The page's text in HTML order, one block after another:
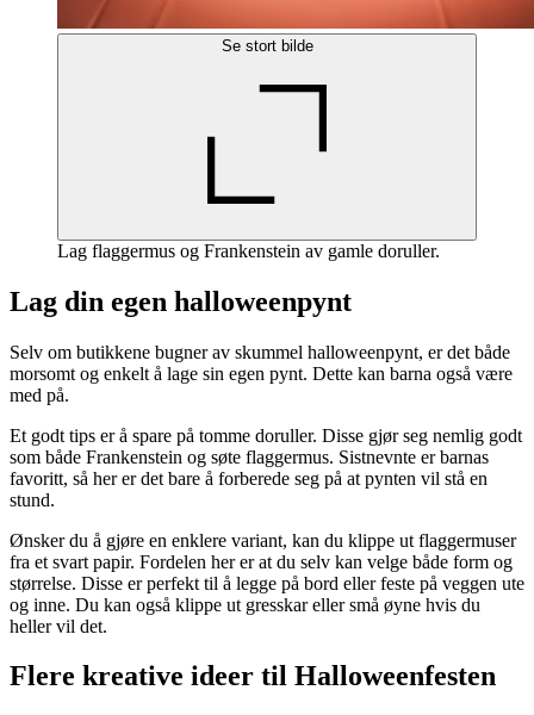
Se stort bilde
Lag flaggermus og Frankenstein av gamle doruller.
Lag din egen halloweenpynt
Selv om butikkene bugner av skummel halloweenpynt, er det både
morsomt og enkelt å lage sin egen pynt. Dette kan barna også være
med på.
Et godt tips er å spare på tomme doruller. Disse gjør seg nemlig godt
som både Frankenstein og søte flaggermus. Sistnevnte er barnas
favoritt, så her er det bare å forberede seg på at pynten vil stå en
stund.
Ønsker du å gjøre en enklere variant, kan du klippe ut flaggermuser
fra et svart papir. Fordelen her er at du selv kan velge både form og
størrelse. Disse er perfekt til å legge på bord eller feste på veggen ute
og inne. Du kan også klippe ut gresskar eller små øyne hvis du
heller vil det.
Flere kreative ideer til Halloweenfesten